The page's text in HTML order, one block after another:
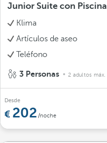
Junior Suite con Piscina
Klima
Artículos de aseo
Teléfono
3 Personas 2 adultos máx.
Desde
202 /noche